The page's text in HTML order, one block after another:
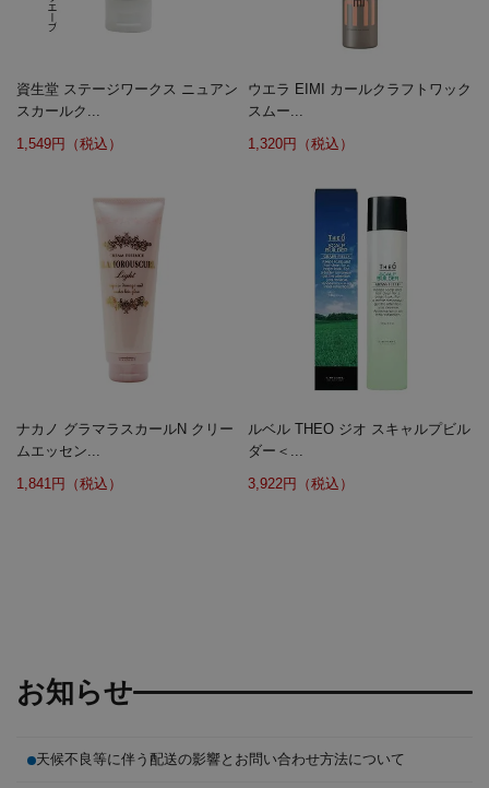
資生堂 ステージワークス ニュアン
スカールク...
1,549円（税込）
ウエラ EIMI カールクラフトワック
スムー...
1,320円（税込）
ナカノ グラマラスカールN クリー
ムエッセン...
1,841円（税込）
ルベル THEO ジオ スキャルプビル
ダー＜...
3,922円（税込）
お知らせ
天候不良等に伴う配送の影響とお問い合わせ方法について